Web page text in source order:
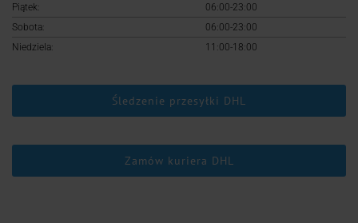
Piątek:
06:00-23:00
Sobota:
06:00-23:00
Niedziela:
11:00-18:00
Śledzenie przesyłki DHL
Zamów kuriera DHL